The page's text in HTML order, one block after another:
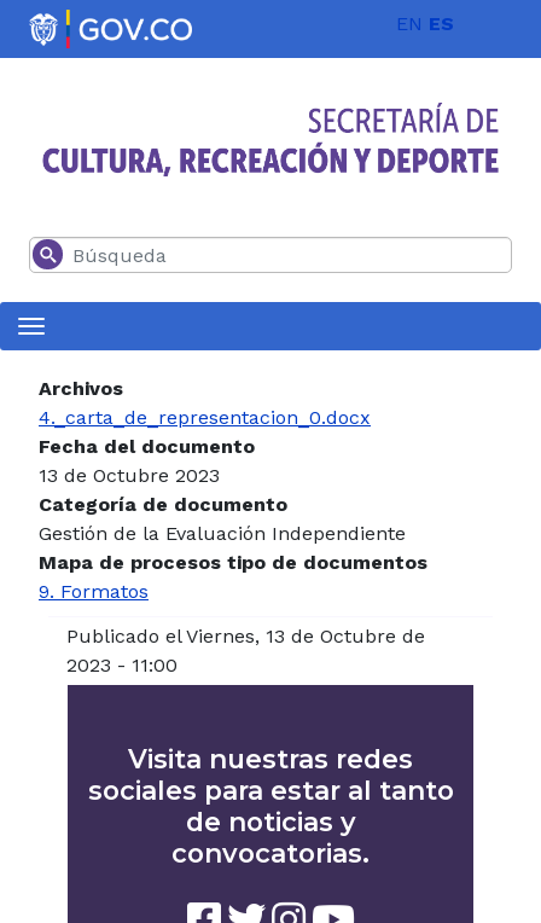
Pasar al contenido principal EN ES
Buscar
Archivos
4._carta_de_representacion_0.docx
Fecha del documento
13 de Octubre 2023
Categoría de documento
Gestión de la Evaluación Independiente
Mapa de procesos tipo de documentos
9. Formatos
Publicado el Viernes, 13 de Octubre de
2023 - 11:00
Visita nuestras redes
sociales para estar al tanto
de noticias y
convocatorias.